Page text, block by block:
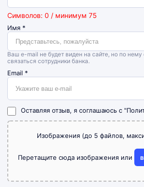
Символов: 0 / минимум 75
Имя *
Ваш e-mail не будет виден на сайте, но по
связаться сотрудники банка.
Email *
Оставляя отзыв, я соглашаюсь с
Изображения (до 5 файлов,
Перетащите сюда изображения или